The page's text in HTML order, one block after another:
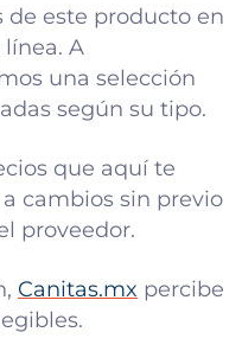
de este producto en
A
una selección
según su tipo.
que aquí te
cambios sin previo
proveedor.
Canitas.mx percibe